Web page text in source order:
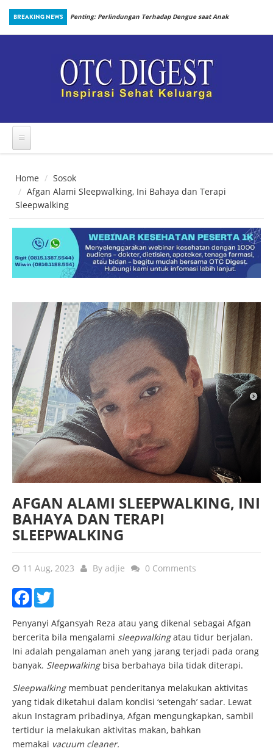
Skip to main content
BREAKING NEWS
Prosedur
Penting: Perlindungan Terhadap Dengue saat Anak
Home
Sosok
Afgan Alami Sleepwalking, Ini Bahaya dan Terapi
Sleepwalking
AFGAN ALAMI SLEEPWALKING, INI
BAHAYA DAN TERAPI
SLEEPWALKING
11 Aug, 2023 By adjie 0 Comments
Facebook
Penyanyi Afgansyah Reza atau yang dikenal sebagai Afgan
bercerita bila mengalami sleepwalkingatau tidur berjalan.
Ini adalah pengalaman aneh yang jarang terjadi pada orang
banyak. Sleepwalkingbisa berbahaya bila tidak diterapi.
Sleepwalkingmembuat penderitanya melakukan aktivitas
yang tidak diketahui dalam kondisi ‘setengah’ sadar. Lewat
akun Instagram pribadinya, Afgan mengungkapkan, sambil
tertidur ia melakukan aktivitas makan, bahkan
memakai vacuum cleaner.